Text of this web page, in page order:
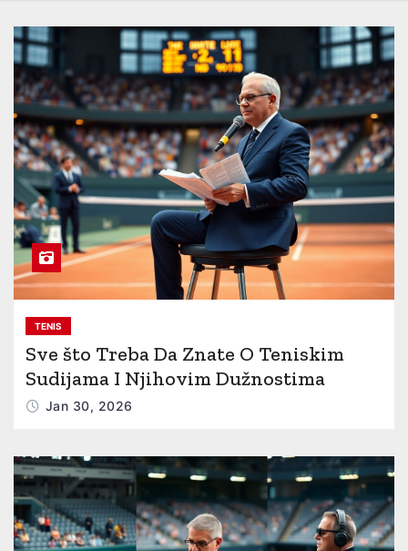
TENIS
Sve što Treba Da Znate O Teniskim
Sudijama I Njihovim Dužnostima
Jan 30, 2026